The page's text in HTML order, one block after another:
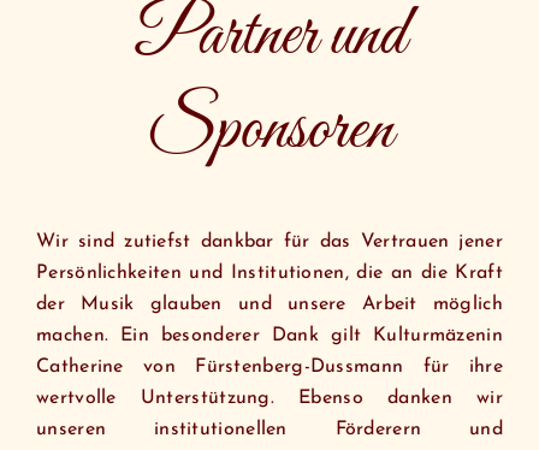
Partner und
Sponsoren
Wir sind zutiefst dankbar für das Vertrauen jener
Persönlichkeiten und Institutionen, die an die Kraft
der Musik glauben und unsere Arbeit möglich
machen. Ein besonderer Dank gilt Kulturmäzenin
Catherine von Fürstenberg-Dussmann für ihre
wertvolle Unterstützung. Ebenso danken wir
unseren institutionellen Förderern und